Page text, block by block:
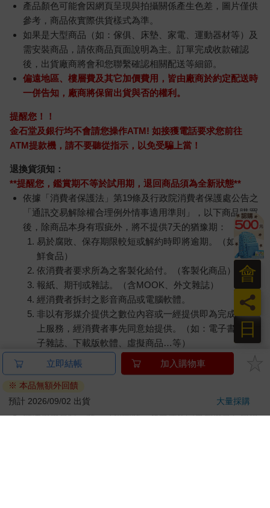
產品顏色可能會因網頁呈現與拍攝關係產生色差，圖片僅供
參考，商品依實際供貨樣式為準。
如果是大型商品（如：傢俱、床墊、家電、運動器材等）及
需安裝商品，請依商品頁面說明為主。訂單完成收款確認
後，出貨廠商將會和您聯繫確認相關配送等細節。
偏遠地區、樓層費及其它加價費用，皆由廠商於約定配送時
一併告知，廠商將保留出貨與否的權利。
提醒您！！
金石堂及銀行均不會請您操作ATM! 如接獲電話要求您前往
ATM提款機，請不要聽從指示，以免受騙上當！
退換貨須知：
**提醒您，鑑賞期不等於試用期，退回商品須為全新狀態**
依據「消費者保護法」第19條及行政院消費者保護處公告之
「通訊交易解除權合理例外情事適用準則」，以下商品購買
後，除商品本身有瑕疵外，將不提供7天的猶豫期：
易於腐敗、保存期限較短或解約時即將逾期。（如：生
鮮食品）
依消費者要求所為之客製化給付。（客製化商品）
報紙、期刊或雜誌。（含MOOK、外文雜誌）
經消費者拆封之影音商品或電腦軟體。
非以有形媒介提供之數位內容或一經提供即為完成之線
上服務，經消費者事先同意始提供。（如：電子書、電
子雜誌、下載版軟體、虛擬商品…等）
已拆封之個人衛生用品。（如：內衣褲、刮鬍刀、除毛
若非上列種類商品，均享有到貨7天的猶豫期（含例假
日）。
辦理退換貨時，商品（組合商品恕無法接受單獨退貨）必須
立即結帳 加入購物車
※ 本品無額外回饋
預計 2026/09/02 出貨
大量採購
日
員
會